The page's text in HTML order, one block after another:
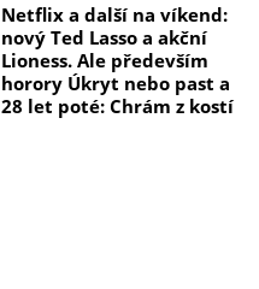
Netflix a další na víkend:
nový Ted Lasso a akční
Lioness. Ale především
horory Úkryt nebo past a
28 let poté: Chrám z kostí